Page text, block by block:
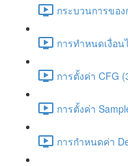
กระบวนการของ
การทำหนดเงื่อ
การตั้งค่า CFG
การตั้งค่า
การกำหนดค่า